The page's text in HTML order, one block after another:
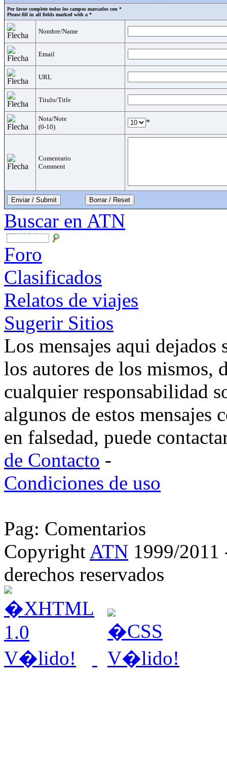
Por favor complete todos los campos marcados con *
Please fill in all fields marked with a *
Nombre/Name
Email
URL
Titulo/Title
Nota/Note
(0-10)
*
Comentario
Comment
Enviar / Submit
Buscar en ATN
Foro
Clasificados
Relatos de viajes
Sugerir Sitios
Los mensajes aqui
los autores de los mismos,
cualquier responsabilidad
algunos de estos
en falsedad, puede
de Contacto -
Condiciones de uso
Pag: Comentarios
Copyright ATN 1999/2011
derechos reservados